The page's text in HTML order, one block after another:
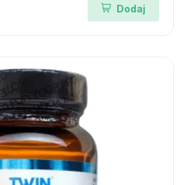
Dodaj